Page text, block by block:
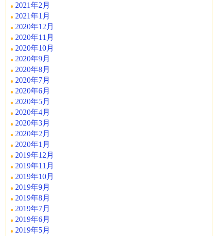
2021年2月
2021年1月
2020年12月
2020年11月
2020年10月
2020年9月
2020年8月
2020年7月
2020年6月
2020年5月
2020年4月
2020年3月
2020年2月
2020年1月
2019年12月
2019年11月
2019年10月
2019年9月
2019年8月
2019年7月
2019年6月
2019年5月